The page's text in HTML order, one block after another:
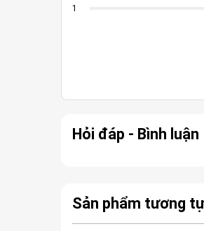
1
Hỏi đáp - Bình luận
Sản phẩm tương tự